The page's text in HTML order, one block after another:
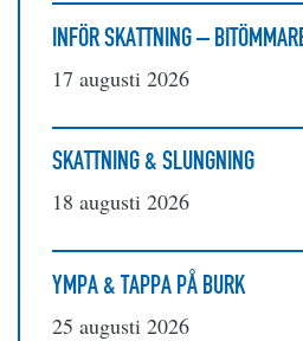
INFÖR SKATTNING –
17 augusti 2026
SKATTNING & SLUNGNING
18 augusti 2026
YMPA & TAPPA PÅ BURK
25 augusti 2026